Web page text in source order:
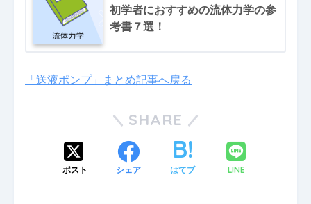
初学者におすすめの流体力学の参
考書７選！
「送液ポンプ」まとめ記事へ戻る
SHARE
ポスト シェア はてブ LINE